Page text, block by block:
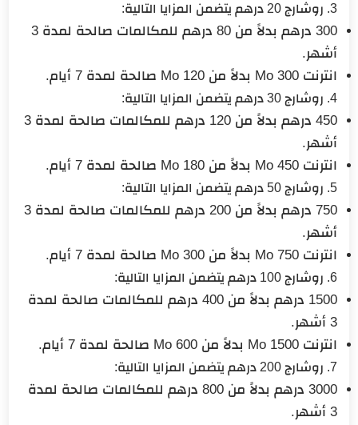
3. روشارج 20 درهم يتضمن المزايا التالية:
300 درهم بدلاً من 80 درهم للمكالمات صالحة لمدة 3
أشهر.
انترنت 300 Mo بدلاً من 120 Mo صالحة لمدة 7 أيام.
4. روشارج 30 درهم يتضمن المزايا التالية:
450 درهم بدلاً من 120 درهم للمكالمات صالحة لمدة 3
أشهر.
انترنت 450 Mo بدلاً من 180 Mo صالحة لمدة 7 أيام.
5. روشارج 50 درهم يتضمن المزايا التالية:
750 درهم بدلاً من 200 درهم للمكالمات صالحة لمدة 3
أشهر.
انترنت 750 Mo بدلاً من 300 Mo صالحة لمدة 7 أيام.
6. روشارج 100 درهم يتضمن المزايا التالية:
1500 درهم بدلاً من 400 درهم للمكالمات صالحة لمدة
3 أشهر.
انترنت 1500 Mo بدلاً من 600 Mo صالحة لمدة 7 أيام.
7. روشارج 200 درهم يتضمن المزايا التالية:
3000 درهم بدلاً من 800 درهم للمكالمات صالحة لمدة
3 أشهر.